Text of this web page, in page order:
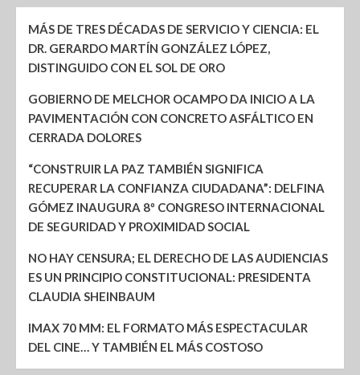
MÁS DE TRES DÉCADAS DE SERVICIO Y CIENCIA: EL
DR. GERARDO MARTÍN GONZÁLEZ LÓPEZ,
DISTINGUIDO CON EL SOL DE ORO
GOBIERNO DE MELCHOR OCAMPO DA INICIO A LA
PAVIMENTACIÓN CON CONCRETO ASFÁLTICO EN
CERRADA DOLORES
“CONSTRUIR LA PAZ TAMBIÉN SIGNIFICA
RECUPERAR LA CONFIANZA CIUDADANA”: DELFINA
GÓMEZ INAUGURA 8º CONGRESO INTERNACIONAL
DE SEGURIDAD Y PROXIMIDAD SOCIAL
NO HAY CENSURA; EL DERECHO DE LAS AUDIENCIAS
ES UN PRINCIPIO CONSTITUCIONAL: PRESIDENTA
CLAUDIA SHEINBAUM
IMAX 70 MM: EL FORMATO MÁS ESPECTACULAR
DEL CINE… Y TAMBIÉN EL MÁS COSTOSO